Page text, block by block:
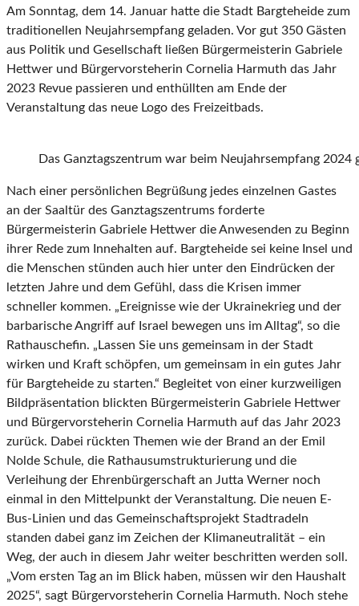
Am Sonntag, dem 14. Januar hatte die Stadt Bargteheide zum
traditionellen Neujahrsempfang geladen. Vor gut 350 Gästen
aus Politik und Gesellschaft ließen Bürgermeisterin Gabriele
Hettwer und Bürgervorsteherin Cornelia Harmuth das Jahr
2023 Revue passieren und enthüllten am Ende der
Veranstaltung das neue Logo des Freizeitbads.
Das Ganztagszentrum war beim Neujahrsempfang 2024
Nach einer persönlichen Begrüßung jedes einzelnen Gastes
an der Saaltür des Ganztagszentrums forderte
Bürgermeisterin Gabriele Hettwer die Anwesenden zu Beginn
ihrer Rede zum Innehalten auf. Bargteheide sei keine Insel und
die Menschen stünden auch hier unter den Eindrücken der
letzten Jahre und dem Gefühl, dass die Krisen immer
schneller kommen. „Ereignisse wie der Ukrainekrieg und der
barbarische Angriff auf Israel bewegen uns im Alltag“, so die
Rathauschefin. „Lassen Sie uns gemeinsam in der Stadt
wirken und Kraft schöpfen, um gemeinsam in ein gutes Jahr
für Bargteheide zu starten.“ Begleitet von einer kurzweiligen
Bildpräsentation blickten Bürgermeisterin Gabriele Hettwer
und Bürgervorsteherin Cornelia Harmuth auf das Jahr 2023
zurück. Dabei rückten Themen wie der Brand an der Emil
Nolde Schule, die Rathausumstrukturierung und die
Verleihung der Ehrenbürgerschaft an Jutta Werner noch
einmal in den Mittelpunkt der Veranstaltung. Die neuen E-
Bus-Linien und das Gemeinschaftsprojekt Stadtradeln
standen dabei ganz im Zeichen der Klimaneutralität – ein
Weg, der auch in diesem Jahr weiter beschritten werden soll.
„Vom ersten Tag an im Blick haben, müssen wir den Haushalt
2025“, sagt Bürgervorsteherin Cornelia Harmuth. Noch stehe